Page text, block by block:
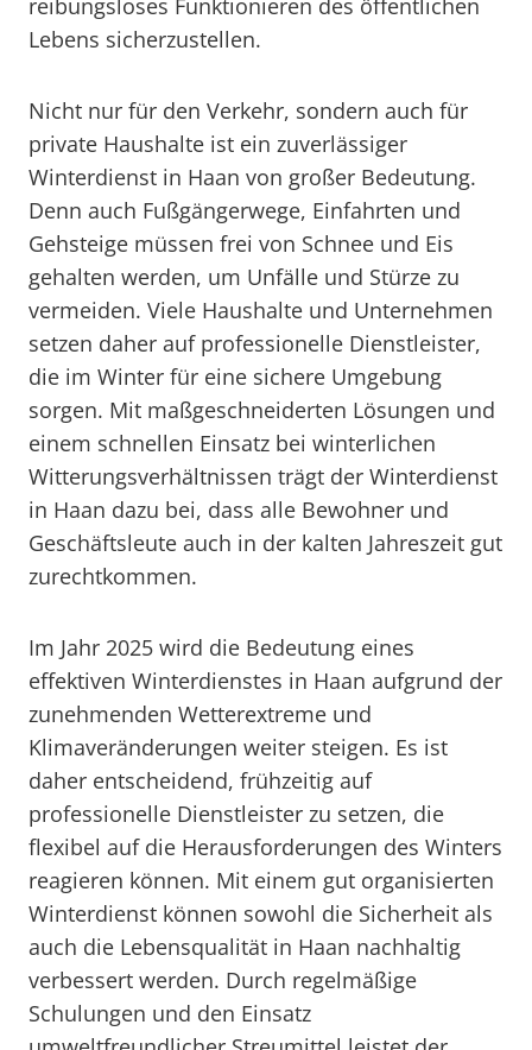
reibungsloses Funktionieren des öffentlichen
Lebens sicherzustellen.
Nicht nur für den Verkehr, sondern auch für
private Haushalte ist ein zuverlässiger
Winterdienst in Haan von großer Bedeutung.
Denn auch Fußgängerwege, Einfahrten und
Gehsteige müssen frei von Schnee und Eis
gehalten werden, um Unfälle und Stürze zu
vermeiden. Viele Haushalte und Unternehmen
setzen daher auf professionelle Dienstleister,
die im Winter für eine sichere Umgebung
sorgen. Mit maßgeschneiderten Lösungen und
einem schnellen Einsatz bei winterlichen
Witterungsverhältnissen trägt der Winterdienst
in Haan dazu bei, dass alle Bewohner und
Geschäftsleute auch in der kalten Jahreszeit gut
zurechtkommen.
Im Jahr 2025 wird die Bedeutung eines
effektiven Winterdienstes in Haan aufgrund der
zunehmenden Wetterextreme und
Klimaveränderungen weiter steigen. Es ist
daher entscheidend, frühzeitig auf
professionelle Dienstleister zu setzen, die
flexibel auf die Herausforderungen des Winters
reagieren können. Mit einem gut organisierten
Winterdienst können sowohl die Sicherheit als
auch die Lebensqualität in Haan nachhaltig
verbessert werden. Durch regelmäßige
Schulungen und den Einsatz